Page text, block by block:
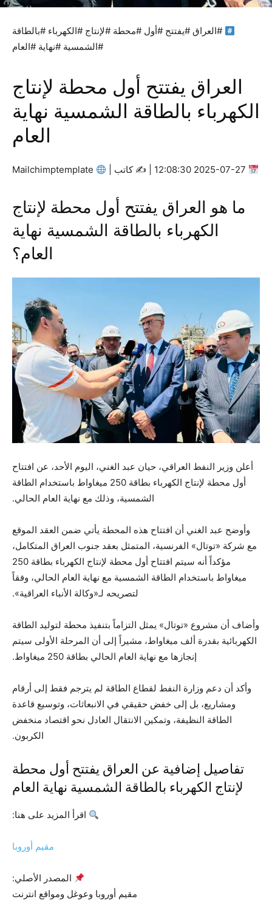
#العراق #يفتتح #أول #محطة #لإنتاج #الكهرباء #بالطاقة
#الشمسية #نهاية #العام
العراق يفتتح أول محطة لإنتاج
الكهرباء بالطاقة الشمسية نهاية
العام
كاتب |
ما هو العراق يفتتح أول محطة لإنتاج
الكهرباء بالطاقة الشمسية نهاية
العام؟
أعلن وزير النفط العراقي، حيان عبد الغني، اليوم الأحد، عن افتتاح
أول محطة لإنتاج الكهرباء بطاقة 250 ميغاواط باستخدام الطاقة
الشمسية، وذلك مع نهاية العام الحالي.
وأوضح عبد الغني أن افتتاح هذه المحطة يأتي ضمن العقد الموقع
مع شركة «توتال» الفرنسية، المتمثل بعقد جنوب العراق المتكامل،
مؤكداً أنه سيتم افتتاح أول محطة لإنتاج الكهرباء بطاقة 250
ميغاواط باستخدام الطاقة الشمسية مع نهاية العام الحالي، وفقاً
لتصريحه لـ«وكالة الأنباء العراقية».
وأضاف أن مشروع «توتال» يمثل التزاماً بتنفيذ محطة لتوليد الطاقة
الكهربائية بقدرة ألف ميغاواط، مشيراً إلى أن المرحلة الأولى سيتم
إنجازها مع نهاية العام الحالي بطاقة 250 ميغاواط.
وأكد أن دعم وزارة النفط لقطاع الطاقة لم يترجم فقط إلى أرقام
ومشاريع، بل إلى خفض حقيقي في الانبعاثات، وتوسيع قاعدة
الطاقة النظيفة، وتمكين الانتقال العادل نحو اقتصاد منخفض
الكربون.
تفاصيل إضافية عن العراق يفتتح أول محطة
لإنتاج الكهرباء بالطاقة الشمسية نهاية العام
اقرأ المزيد على هنا:
مقيم أوروبا
المصدر الأصلي:
مقيم أوروبا وعوغل ومواقع انترنت